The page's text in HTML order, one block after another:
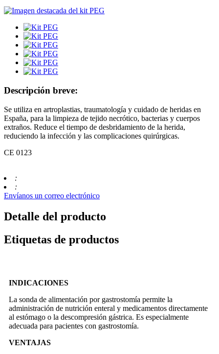
Descripción breve:
Se utiliza en artroplastias, traumatología y cuidado de heridas en
España, para la limpieza de tejido necrótico, bacterias y cuerpos
extraños. Reduce el tiempo de desbridamiento de la herida,
reduciendo la infección y las complicaciones quirúrgicas.
CE 0123
:
:
Envíanos un correo electrónico
Detalle del producto
Etiquetas de productos
INDICACIONES
La sonda de alimentación por gastrostomía permite la
administración de nutrición enteral y medicamentos directamente
al estómago o la descompresión gástrica. Es especialmente
adecuada para pacientes con gastrostomía.
VENTAJAS